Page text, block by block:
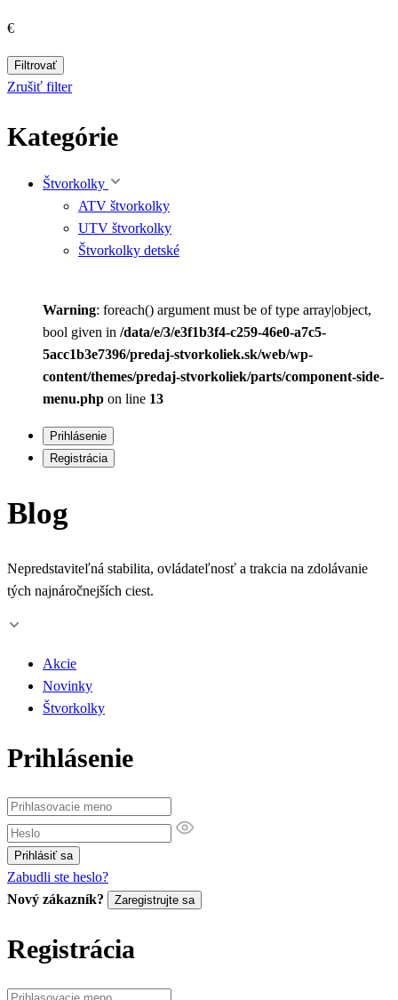
€
Filtrovať
Zrušiť filter
Kategórie
Štvorkolky
ATV štvorkolky
UTV štvorkolky
Štvorkolky detské
Warning: foreach() argument must be of type array|object,
bool given in /data/e/3/e3f1b3f4-c259-46e0-a7c5-
5acc1b3e7396/predaj-stvorkoliek.sk/web/wp-
content/themes/predaj-stvorkoliek/parts/component-side-
menu.php on line 13
Prihlásenie
Registrácia
Blog
Nepredstaviteľná stabilita, ovládateľnosť a trakcia na zdolávanie
tých najnáročnejších ciest.
Akcie
Novinky
Štvorkolky
Prihlásenie
Prihlásiť sa
Zabudli ste heslo?
Nový zákazník?
Zaregistrujte sa
Registrácia